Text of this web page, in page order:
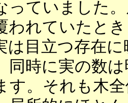
っていました
われていたと
は目立つ存在
同時に実の数
す。それも木